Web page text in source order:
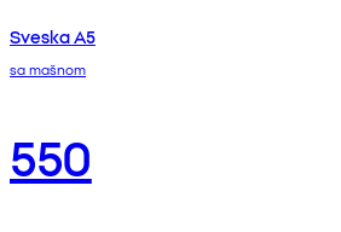
Sveska A5
sa mašnom
550